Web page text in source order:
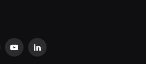
YouTubeLinkedIn